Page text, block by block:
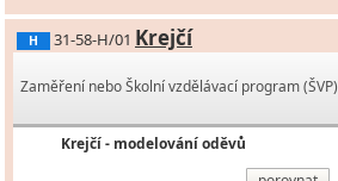
H 31-58-H/01 Krejčí
Zaměření nebo Školní vzdělávací program (ŠVP)
Krejčí - modelování oděvů